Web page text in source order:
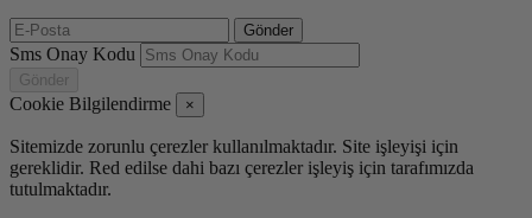
Gönder
Sms Onay Kodu
Gönder
Cookie Bilgilendirme ×
Sitemizde zorunlu çerezler kullanılmaktadır. Site işleyişi için
gereklidir. Red edilse dahi bazı çerezler işleyiş için tarafımızda
tutulmaktadır.